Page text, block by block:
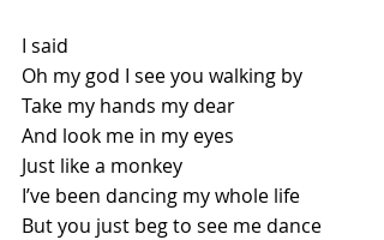
I said
Oh my god I see you walking by
Take my hands my dear
And look me in my eyes
Just like a monkey
I’ve been dancing my whole life
But you just beg to see me dance